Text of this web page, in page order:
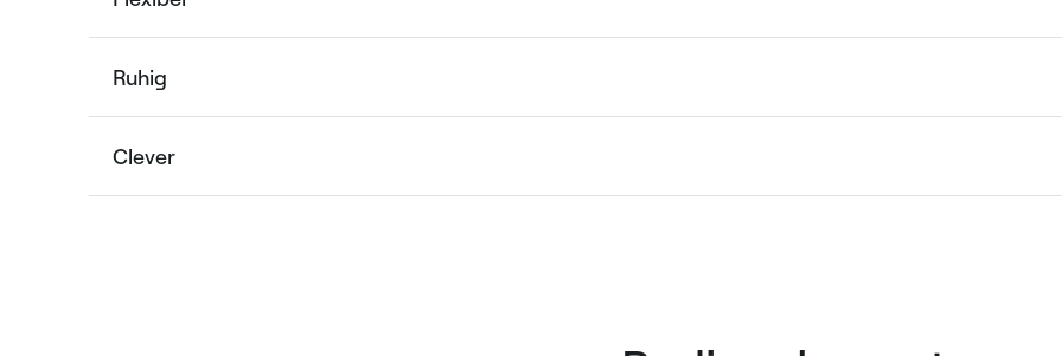
Ruhig
Clever